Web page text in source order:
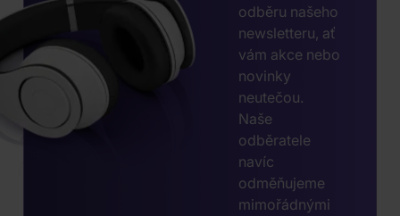
odběru našeho
newsletteru, ať
vám akce nebo
novinky
neutečou.
Naše
odběratele
navíc
odměňujeme
mimořádnými